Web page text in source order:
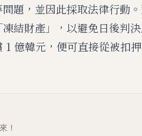
問題，並因此採取法律行動
結財產」，以避免日後判
億韓元，便可直接從被扣
！